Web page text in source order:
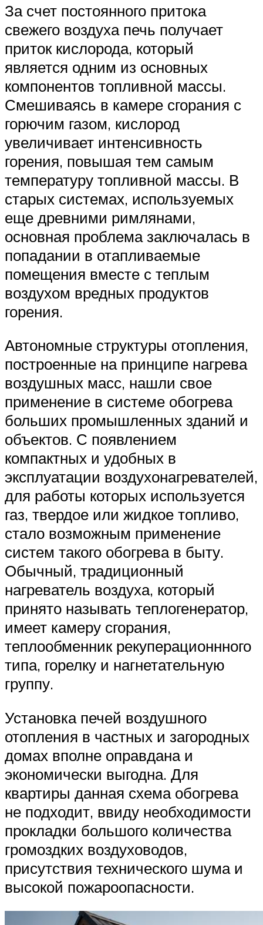
За счет постоянного притока
свежего воздуха печь получает
приток кислорода, который
является одним из основных
компонентов топливной массы.
Смешиваясь в камере сгорания с
горючим газом, кислород
увеличивает интенсивность
горения, повышая тем самым
температуру топливной массы. В
старых системах, используемых
еще древними римлянами,
основная проблема заключалась в
попадании в отапливаемые
помещения вместе с теплым
воздухом вредных продуктов
горения.
Автономные структуры отопления,
построенные на принципе нагрева
воздушных масс, нашли свое
применение в системе обогрева
больших промышленных зданий и
объектов. С появлением
компактных и удобных в
эксплуатации воздухонагревателей,
для работы которых используется
газ, твердое или жидкое топливо,
стало возможным применение
систем такого обогрева в быту.
Обычный, традиционный
нагреватель воздуха, который
принято называть теплогенератор,
имеет камеру сгорания,
теплообменник рекуперационнного
типа, горелку и нагнетательную
группу.
Установка печей воздушного
отопления в частных и загородных
домах вполне оправдана и
экономически выгодна. Для
квартиры данная схема обогрева
не подходит, ввиду необходимости
прокладки большого количества
громоздких воздуховодов,
присутствия технического шума и
высокой пожароопасности.